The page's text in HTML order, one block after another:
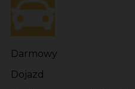
Darmowy
Dojazd